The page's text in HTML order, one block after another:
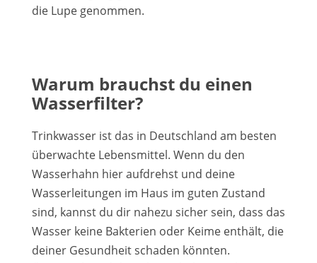
die Lupe genommen.
Warum brauchst du einen
Wasserfilter?
Trinkwasser ist das in Deutschland am besten
überwachte Lebensmittel. Wenn du den
Wasserhahn hier aufdrehst und deine
Wasserleitungen im Haus im guten Zustand
sind, kannst du dir nahezu sicher sein, dass das
Wasser keine Bakterien oder Keime enthält, die
deiner Gesundheit schaden könnten.